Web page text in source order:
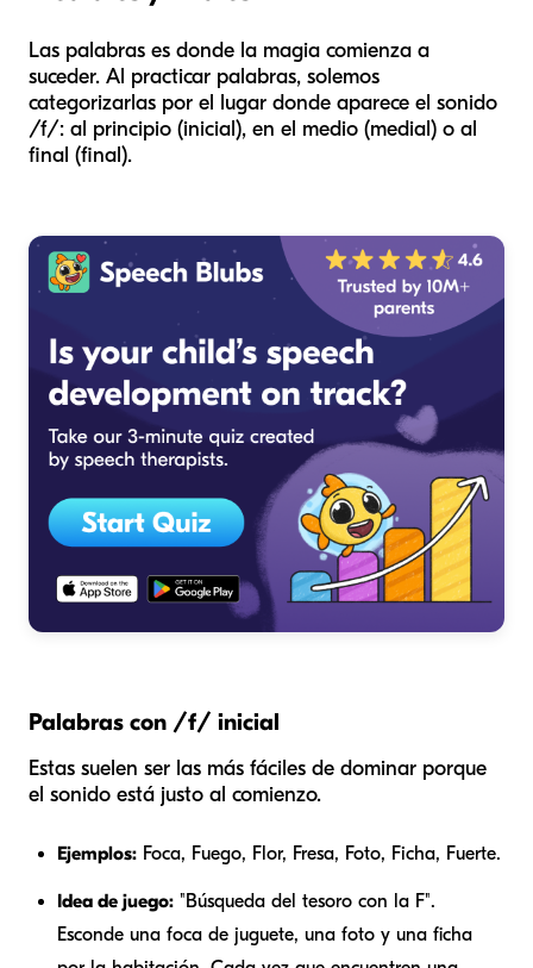
Las palabras es donde la magia comienza a
suceder. Al practicar palabras, solemos
categorizarlas por el lugar donde aparece el sonido
/f/: al principio (inicial), en el medio (medial) o al
final (final).
Palabras con /f/ inicial
Estas suelen ser las más fáciles de dominar porque
el sonido está justo al comienzo.
Ejemplos: Foca, Fuego, Flor, Fresa, Foto, Ficha, Fuerte.
Idea de juego: "Búsqueda del tesoro con la F".
Esconde una foca de juguete, una foto y una ficha